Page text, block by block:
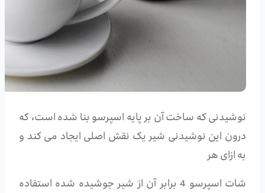
نوشیدنی که ساخت آن بر پایه اسپرسو بنا شده است، که
درون این نوشیدنی شیر یک نقش اصلی ایجاد می کند و
به ازای هر
شات اسپرسو 4 برابر آن از شیر جوشیده شده استفاده